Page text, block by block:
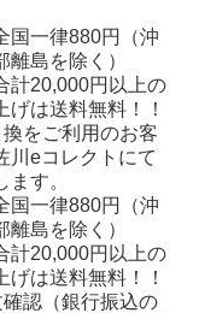
国一律880円（沖
離島を除く）
計20,000円以上の
げは送料無料！！
をご利用のお客
川eコレクトにて
ます。
国一律880円（沖
離島を除く）
計20,000円以上の
げは送料無料！！
認（銀行振込の